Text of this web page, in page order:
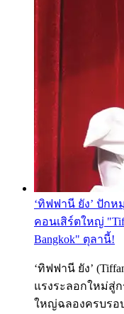
‘ทิฟฟานี ยัง’ ปัก
คอนเสิร์ตใหญ่
Bangkok" ตุลานี้!
‘ทิฟฟานี ยัง’
แรงระลอกใหม่สู่ก
ใหญ่ฉลองครบรอ